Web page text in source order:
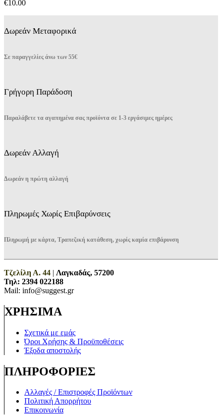
σελίδα
€10.00
Δωρεάν Μεταφορικά
Σε παραγγελίες άνω των 55€
Γρήγορη Παράδοση
Παραλάβετε τα αγαπημένα σας προϊόντα σε 1-3 εργάσιμες ημέρες
Δωρεάν Αλλαγή
Δωρεάν η πρώτη αλλαγή
Πληρωμές Χωρίς Επιβαρύνσεις
Πληρωμή με κάρτα, Τραπεζική κατάθεση, χωρίς καμία επιβάρυνση
Τζελίλη Α. 44 | Λαγκαδάς, 57200
Τηλ: 2394 022188
Mail: info@suggest.gr
ΧΡΗΣΙΜΑ
Σχετικά με εμάς
Όροι Χρήσης & Προϋποθέσεις
Έξοδα αποστολής
ΠΛΗΡΟΦΟΡΙΕΣ
Αλλαγές / Επιστροφές Προϊόντων
Πολιτική Απορρήτου
Επικοινωνία